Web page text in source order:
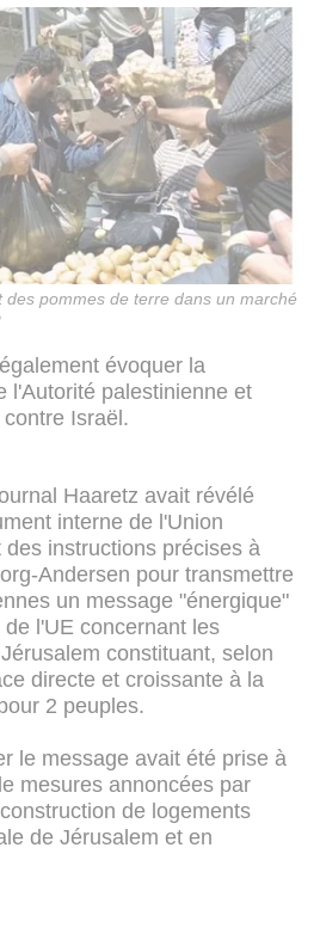
des pommes de terre dans un marché
évoquer la
l'Autorité palestinienne et
Israël.
Haaretz avait révélé
interne de l'Union
instructions précises à
Andersen pour transmettre
un message "énergique"
l'UE concernant les
constituant, selon
directe et croissante à la
2 peuples.
le message avait été prise à
mesures annoncées par
de logements
de Jérusalem et en